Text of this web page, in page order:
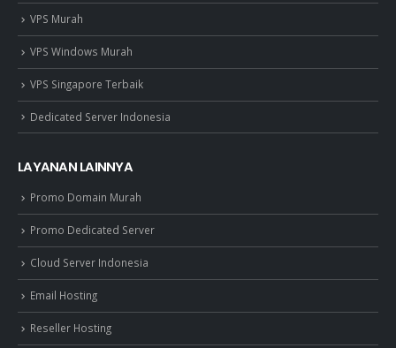
VPS Murah
VPS Windows Murah
VPS Singapore Terbaik
Dedicated Server Indonesia
LAYANAN LAINNYA
Promo Domain Murah
Promo Dedicated Server
Cloud Server Indonesia
Email Hosting
Reseller Hosting